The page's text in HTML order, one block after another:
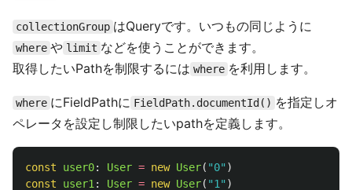
collectionGroup はQueryです。いつもの同じように
where や limit などを使うことができます。
取得したいPathを制限するには where を利用します。
where にFieldPathに FieldPath.documentId() を指定しオ
ペレータを設定し制限したいpathを定義します。
const user0: User = new User( "0" )
const
user1 : User = new User( "1 " )